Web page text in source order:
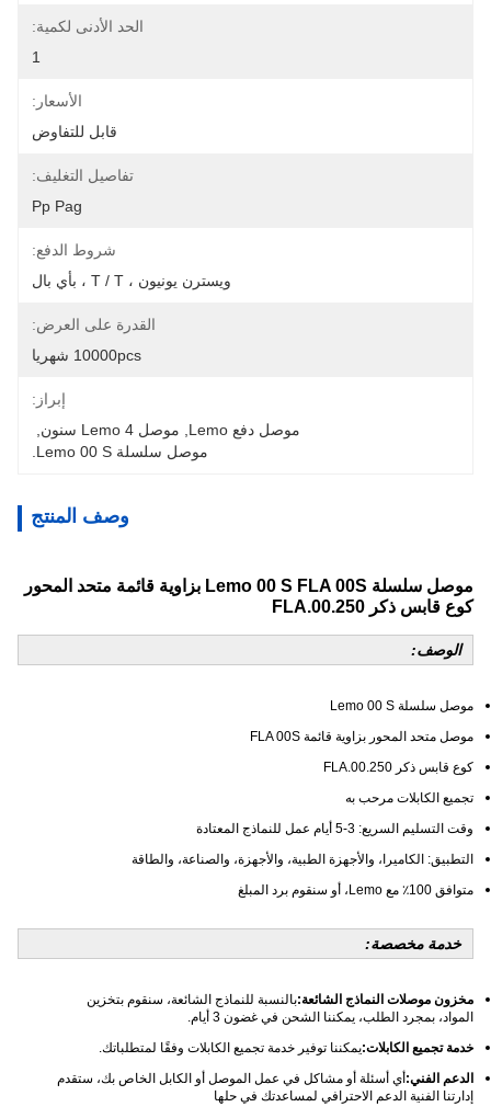
الحد الأدنى لكمية:
1
الأسعار:
قابل للتفاوض
تفاصيل التغليف:
Pp Pag
شروط الدفع:
ويسترن يونيون ، T / T ، بأي بال
القدرة على العرض:
10000pcs شهريا
إبراز:
موصل دفع Lemo
موصل Lemo 4 سنون
موصل سلسلة Lemo 00 S.
وصف المنتج
موصل سلسلة Lemo 00 S FLA 00S بزاوية قائمة متحد المحور
كوع قابس ذكر FLA.00.250
الوصف:
موصل سلسلة Lemo 00 S
موصل متحد المحور بزاوية قائمة FLA 00S
كوع قابس ذكر FLA.00.250
تجميع الكابلات مرحب به
وقت التسليم السريع: 3-5 أيام عمل للنماذج المعتادة
التطبيق: الكاميرا، والأجهزة الطبية، والأجهزة، والصناعة، والطاقة
متوافق 100٪ مع Lemo، أو سنقوم برد المبلغ
خدمة مخصصة:
مخزون موصلات النماذج الشائعة:بالنسبة للنماذج الشائعة، سنقوم بتخزين
المواد، بمجرد الطلب، يمكننا الشحن في غضون 3 أيام.
خدمة تجميع الكابلات:يمكننا توفير خدمة تجميع الكابلات وفقًا لمتطلباتك.
الدعم الفني: أي أسئلة أو مشاكل في عمل الموصل أو الكابل الخاص بك، ستقدم
إدارتنا الفنية الدعم الاحترافي لمساعدتك في حلها